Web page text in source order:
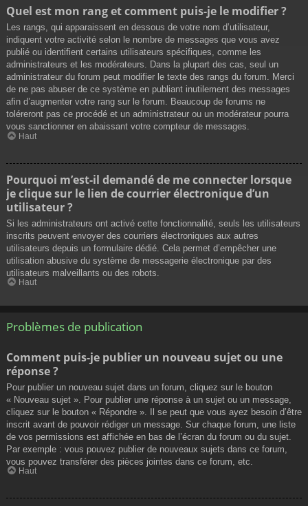
Quel est mon rang et comment puis-je le modifier ?
Les rangs, qui apparaissent en dessous de votre nom d’utilisateur,
indiquent votre activité selon le nombre de messages que vous avez
publié ou identifient certains utilisateurs spécifiques, comme les
administrateurs et les modérateurs. Dans la plupart des cas, seul un
administrateur du forum peut modifier le texte des rangs du forum. Merci
de ne pas abuser de ce système en publiant inutilement des messages
afin d’augmenter votre rang sur le forum. Beaucoup de forums ne
toléreront pas ce procédé et un administrateur ou un modérateur pourra
vous sanctionner en abaissant votre compteur de messages.
Haut
Pourquoi m’est-il demandé de me connecter lorsque
je clique sur le lien de courrier électronique d’un
utilisateur ?
Si les administrateurs ont activé cette fonctionnalité, seuls les utilisateurs
inscrits peuvent envoyer des courriers électroniques aux autres
utilisateurs depuis un formulaire dédié. Cela permet d’empêcher une
utilisation abusive du système de messagerie électronique par des
utilisateurs malveillants ou des robots.
Haut
Problèmes de publication
Comment puis-je publier un nouveau sujet ou une
réponse ?
Pour publier un nouveau sujet dans un forum, cliquez sur le bouton
« Nouveau sujet ». Pour publier une réponse à un sujet ou un message,
cliquez sur le bouton « Répondre ». Il se peut que vous ayez besoin d’être
inscrit avant de pouvoir rédiger un message. Sur chaque forum, une liste
de vos permissions est affichée en bas de l’écran du forum ou du sujet.
Par exemple : vous pouvez publier de nouveaux sujets dans ce forum,
vous pouvez transférer des pièces jointes dans ce forum, etc.
Haut